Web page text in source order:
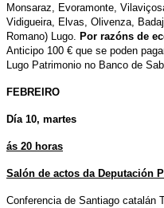
Monsaraz, Evoramonte,
Vidigueira, Elvas, Olivenza,
Romano) Lugo.
Por razóns de
Anticipo 100 € que se poden
Lugo Patrimonio no Banco de
FEBREIRO
Día 10, martes
ás 20 horas
Salón de actos da Deputación
Conferencia de Santiago catalán